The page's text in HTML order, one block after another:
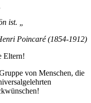
ist. „
Poincaré (1854-1912)
Eltern!
von Menschen, die